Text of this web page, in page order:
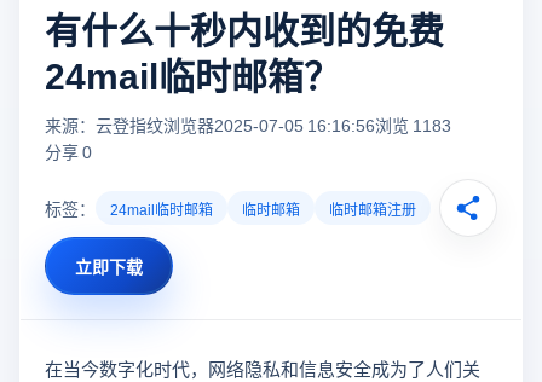
有什么十秒内收到的免费
24mail临时邮箱？
来源：云登指纹浏览器2025-07-05 16:16:56浏览 1183
分享 0
标签： 24mail临时邮箱 临时邮箱 临时邮箱注册
立即下载
在当今数字化时代，网络隐私和信息安全成为了人们关